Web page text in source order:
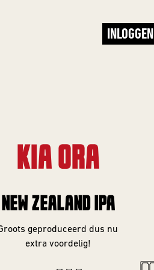
INLOGGEN
KIA ORA
NEW ZEALAND IPA
geproduceerd dus nu
extra voordelig!